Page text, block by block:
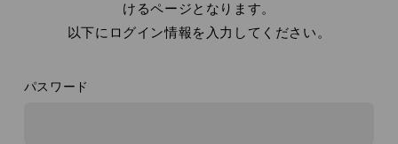
けるページとなります。
以下にログイン情報を入力してください。
パスワード